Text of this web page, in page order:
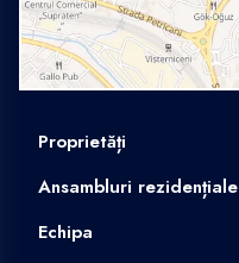
Proprietăți
Ansambluri rezidențiale
Echipa